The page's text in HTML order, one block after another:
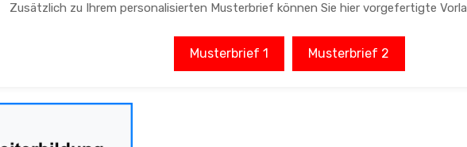
Zusätzlich zu Ihrem personalisierten Musterbrief können Sie hier vorgefertigte
Musterbrief 1 Musterbrief 2